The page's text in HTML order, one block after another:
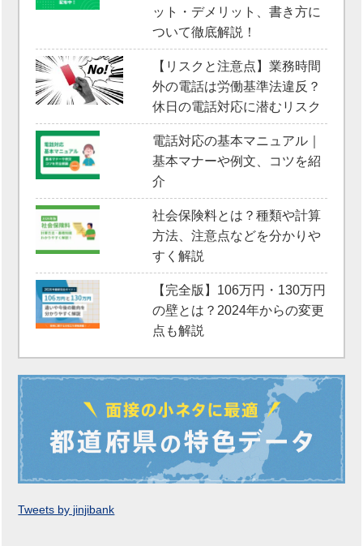
ット・デメリット、書き方に
ついて徹底解説！
【リスクと注意点】業務時間
外の電話は労働基準法違反？
休日の電話対応に潜むリスク
電話対応の基本マニュアル｜
基本マナーや例文、コツを紹
介
社会保険料とは？種類や計算
方法、注意点などを分かりや
すく解説
【完全版】106万円・130万円
の壁とは？2024年からの変更
点も解説
Tweets by jinjibank